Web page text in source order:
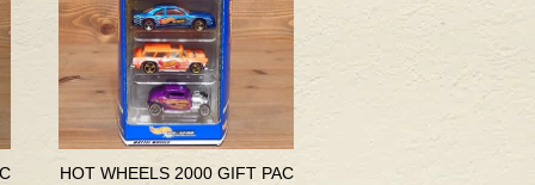
HOT WHEELS 2000 GIFT PAC